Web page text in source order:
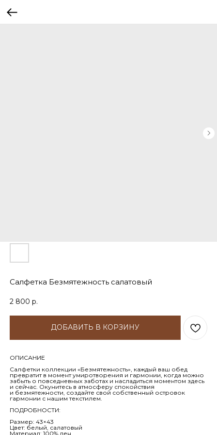
Салфетка Безмятежность салатовый
2 800 р.
ДОБАВИТЬ В КОРЗИНУ
ОПИСАНИЕ
Салфетки коллекции «Безмятежность», каждый ваш обед
превратит в момент умиротворения и гармонии, когда можно
забыть о повседневных заботах и насладиться моментом здесь
и сейчас. Окунитесь в атмосферу спокойствия
и безмятежности, создайте свой собственный островок
гармонии с нашим текстилем.
ПОДРОБНОСТИ:
Размер: 43×43
Цвет: белый, салатовый
Материал: 100% лен